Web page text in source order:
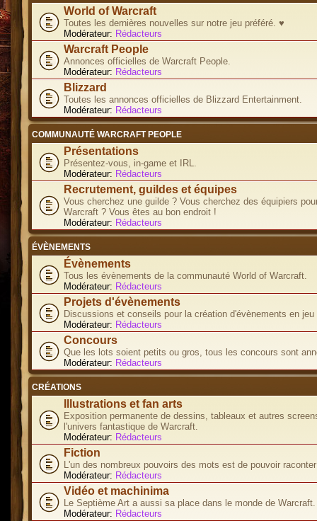
World of Warcraft
Toutes les dernières nouvelles sur notre jeu préféré. ♥
Modérateur: Rédacteurs
Warcraft People
Annonces officielles de Warcraft People.
Modérateur: Rédacteurs
Blizzard
Toutes les annonces officielles de Blizzard Entertainment.
Modérateur: Rédacteurs
COMMUNAUTÉ WARCRAFT PEOPLE
Présentations
Présentez-vous, in-game et IRL.
Modérateur: Rédacteurs
Recrutement, guildes et équipes
Vous cherchez une guilde ? Vous cherchez des équipiers
Warcraft ? Vous êtes au bon endroit !
Modérateur: Rédacteurs
ÉVÈNEMENTS
Évènements
Tous les évènements de la communauté World of Warcraft.
Modérateur: Rédacteurs
Projets d'évènements
Discussions et conseils pour la création d'évènements en jeu
Modérateur: Rédacteurs
Concours
Que les lots soient petits ou gros, tous les concours sont
Modérateur: Rédacteurs
CRÉATIONS
Illustrations et fan arts
Exposition permanente de dessins, tableaux et autres
l'univers fantastique de Warcraft.
Modérateur: Rédacteurs
Fiction
L'un des nombreux pouvoirs des mots est de pouvoir
Modérateur: Rédacteurs
Vidéo et machinima
Le Septième Art a aussi sa place dans le monde de Warcraft.
Modérateur: Rédacteurs